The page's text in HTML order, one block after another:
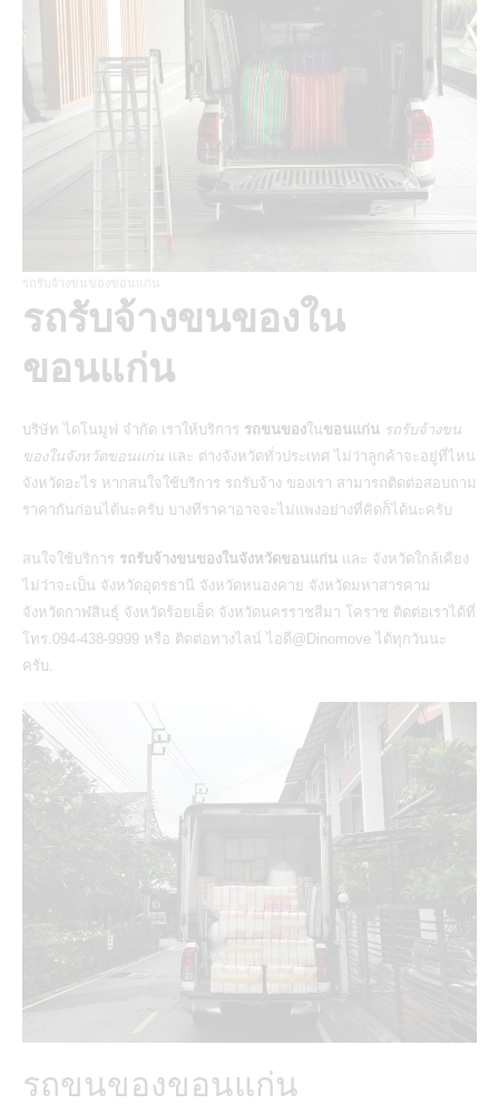
รถรับจ้างขนของขอนแก่น
รถรับจ้างขนของใน
ขอนแก่น
บริษัท ไดโนมูฟ จำกัด เราให้บริการ รถขนของในขอนแก่น รถรับจ้างขน
ของในจังหวัดขอนแก่น และ ต่างจังหวัดทั่วประเทศ ไม่ว่าลูกค้าจะอยู่ที่ไหน
จังหวัดอะไร หากสนใจใช้บริการ รถรับจ้าง ของเรา สามารถติดต่อสอบถาม
ราคากันก่อนได้นะครับ บางทีราคาอาจจะไม่แพงอย่างที่คิดก็ได้นะครับ
สนใจใช้บริการ รถรับจ้างขนของในจังหวัดขอนแก่น และ จังหวัดใกล้เคียง
ไม่ว่าจะเป็น จังหวัดอุดรธานี จังหวัดหนองคาย จังหวัดมหาสารคาม
จังหวัดกาฬสินธุ์ จังหวัดร้อยเอ็ด จังหวัดนครราชสีมา โคราช ติดต่อเราได้ที่
โทร.094-438-9999 หรือ ติดต่อทางไลน์ ไอดี@Dinomove ได้ทุกวันนะ
ครับ.
รถขนของขอนแก่น